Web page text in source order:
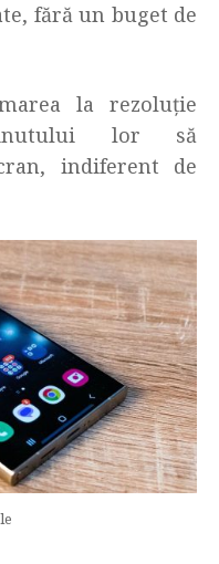
fără un buget de
la rezoluție
lor să
indiferent de